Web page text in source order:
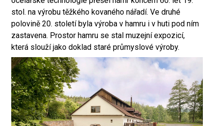
stol. na výrobu těžkého kovaného nářadí. Ve druhé
polovině 20. století byla výroba v hamru i v huti pod ním
zastavena. Prostor hamru se stal muzejní expozicí,
která slouží jako doklad staré průmyslové výroby.